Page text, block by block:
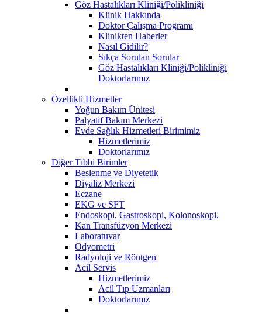
Göz Hastalıkları Kliniği/Polikliniği
Klinik Hakkında
Doktor Çalışma Programı
Klinikten Haberler
Nasıl Gidilir?
Sıkça Sorulan Sorular
Göz Hastalıkları Kliniği/Polikliniği
Doktorlarımız
Özellikli Hizmetler
Yoğun Bakım Ünitesi
Palyatif Bakım Merkezi
Evde Sağlık Hizmetleri Birimimiz
Hizmetlerimiz
Doktorlarımız
Diğer Tıbbi Birimler
Beslenme ve Diyetetik
Diyaliz Merkezi
Eczane
EKG ve SFT
Endoskopi, Gastroskopi, Kolonoskopi,
Kan Transfüzyon Merkezi
Laboratuvar
Odyometri
Radyoloji ve Röntgen
Acil Servis
Hizmetlerimiz
Acil Tıp Uzmanları
Doktorlarımız